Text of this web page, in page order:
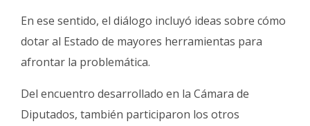
En ese sentido, el diálogo incluyó ideas sobre cómo
dotar al Estado de mayores herramientas para
afrontar la problemática.
Del encuentro desarrollado en la Cámara de
Diputados, también participaron los otros